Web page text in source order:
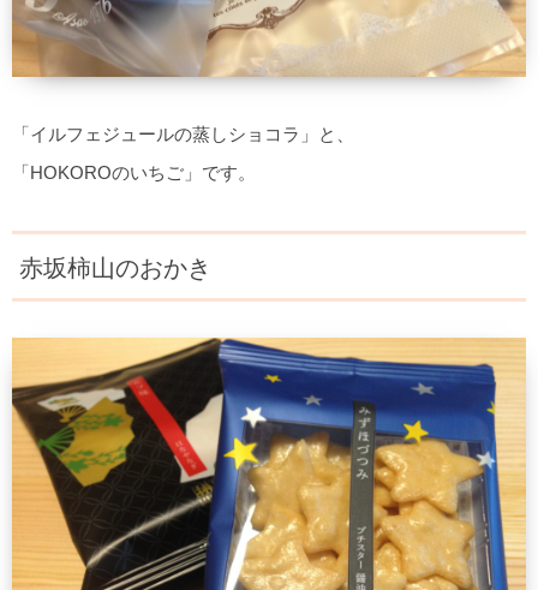
「イルフェジュールの蒸しショコラ」と、
「HOKOROのいちご」です。
赤坂柿山のおかき